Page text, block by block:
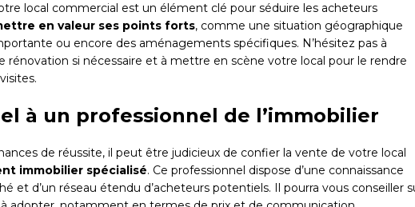
local commercial est un élément clé pour séduire les acheteurs
en valeur ses points forts, comme une situation géographique
ou encore des aménagements spécifiques. N’hésitez pas à
rénovation si nécessaire et à mettre en scène votre local pour le rendre
à un professionnel de l’immobilier
de réussite, il peut être judicieux de confier la vente de votre local
immobilier spécialisé. Ce professionnel dispose d’une connaissance
et d’un réseau étendu d’acheteurs potentiels. Il pourra vous conseiller